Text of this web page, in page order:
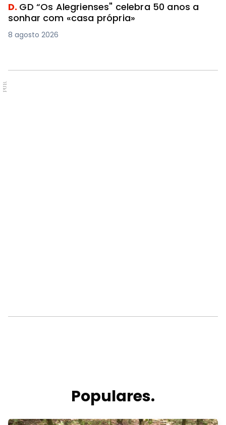
D. GD “Os Alegrienses" celebra 50 anos a
sonhar com «casa própria»
8 agosto 2026
PUB.
Populares.